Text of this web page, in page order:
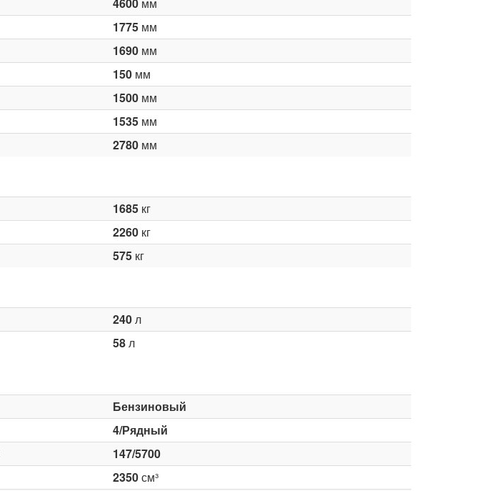
1775мм
1690мм
150мм
1500мм
1535мм
2780мм
1685кг
2260кг
575кг
240л
58л
Бензиновый
4/Рядный
147/5700
2350см³